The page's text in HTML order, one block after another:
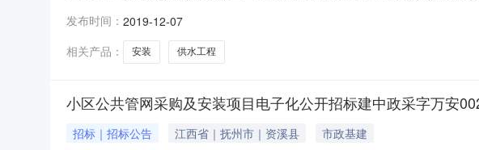
装项目实行国内电子化公开招标采购，欢迎合格的投标人参加，有关
编号：建中政采字万安【2
发布时间： 2019-12-07
相关产品：
安装 供水工程
小区公共管网采购及安装项目电子化公开招标建中政采字万安
招标｜招标公告 江西省｜抚州市｜资溪县
市政基建